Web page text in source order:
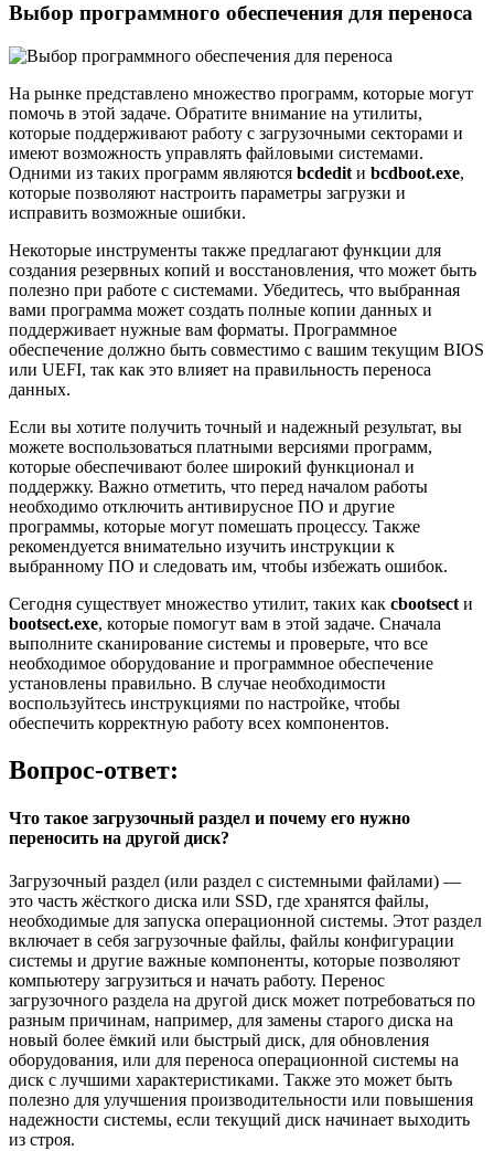
Выбор программного обеспечения для переноса
На рынке представлено множество программ, которые могут
помочь в этой задаче. Обратите внимание на утилиты,
которые поддерживают работу с загрузочными секторами и
имеют возможность управлять файловыми системами.
Одними из таких программ являются bcdedit и bcdboot.exe,
которые позволяют настроить параметры загрузки и
исправить возможные ошибки.
Некоторые инструменты также предлагают функции для
создания резервных копий и восстановления, что может быть
полезно при работе с системами. Убедитесь, что выбранная
вами программа может создать полные копии данных и
поддерживает нужные вам форматы. Программное
обеспечение должно быть совместимо с вашим текущим BIOS
или UEFI, так как это влияет на правильность переноса
данных.
Если вы хотите получить точный и надежный результат, вы
можете воспользоваться платными версиями программ,
которые обеспечивают более широкий функционал и
поддержку. Важно отметить, что перед началом работы
необходимо отключить антивирусное ПО и другие
программы, которые могут помешать процессу. Также
рекомендуется внимательно изучить инструкции к
выбранному ПО и следовать им, чтобы избежать ошибок.
Сегодня существует множество утилит, таких как cbootsect и
bootsect.exe, которые помогут вам в этой задаче. Сначала
выполните сканирование системы и проверьте, что все
необходимое оборудование и программное обеспечение
установлены правильно. В случае необходимости
воспользуйтесь инструкциями по настройке, чтобы
обеспечить корректную работу всех компонентов.
Вопрос-ответ:
Что такое загрузочный раздел и почему его нужно
переносить на другой диск?
Загрузочный раздел (или раздел с системными файлами) —
это часть жёсткого диска или SSD, где хранятся файлы,
необходимые для запуска операционной системы. Этот раздел
включает в себя загрузочные файлы, файлы конфигурации
системы и другие важные компоненты, которые позволяют
компьютеру загрузиться и начать работу. Перенос
загрузочного раздела на другой диск может потребоваться по
разным причинам, например, для замены старого диска на
новый более ёмкий или быстрый диск, для обновления
оборудования, или для переноса операционной системы на
диск с лучшими характеристиками. Также это может быть
полезно для улучшения производительности или повышения
надежности системы, если текущий диск начинает выходить
из строя.